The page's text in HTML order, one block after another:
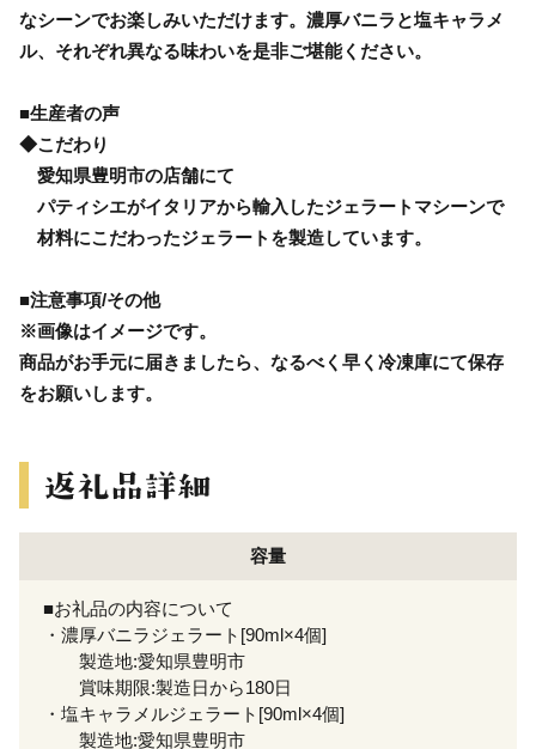
なシーンでお楽しみいただけます。濃厚バニラと塩キャラメ
ル、それぞれ異なる味わいを是非ご堪能ください。
■生産者の声
◆こだわり
愛知県豊明市の店舗にて
パティシエがイタリアから輸入したジェラートマシーンで
材料にこだわったジェラートを製造しています。
■注意事項/その他
※画像はイメージです。
商品がお手元に届きましたら、なるべく早く冷凍庫にて保存
をお願いします。
容量
■お礼品の内容について
・濃厚バニラジェラート[90ml×4個]
製造地:愛知県豊明市
賞味期限:製造日から180日
・塩キャラメルジェラート[90ml×4個]
製造地:愛知県豊明市